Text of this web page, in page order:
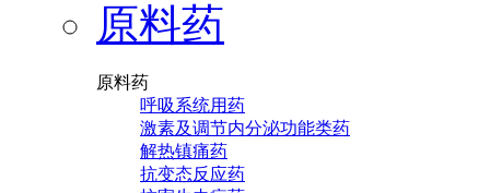
原料药
原料药
呼吸系统用药
激素及调节内分泌功能类药
解热镇痛药
抗变态反应药